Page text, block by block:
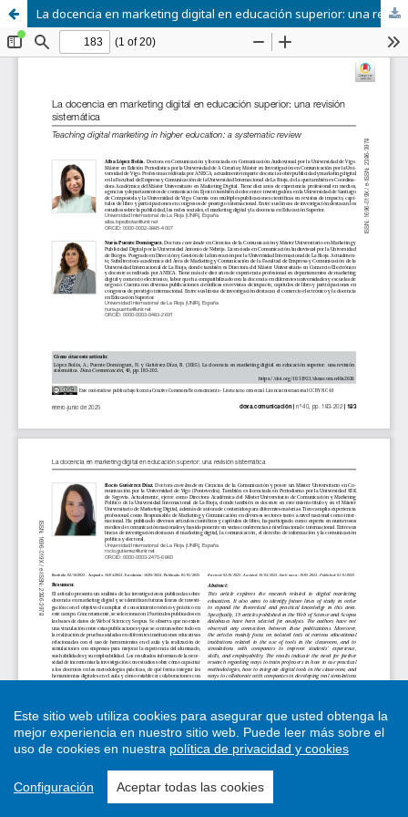
La docencia en marketing digital en educación superior: una revisión sistemática
Este sitio web utiliza cookies para asegurar que usted obtenga la
mejor experiencia en nuestro sitio web. Puede leer más sobre el
uso de cookies en nuestra política de privacidad y cookies
Configuración Aceptar todas las cookies